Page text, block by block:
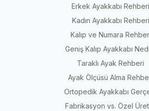
Erkek Ayakkabı Rehberi
Kadın Ayakkabı Rehberi
Kalıp ve Numara
Geniş Kalıp Ayakkabı
Taraklı Ayak Rehberi
Ayak Ölçüsü Alma
Ortopedik Ayakkabı
Fabrikasyon vs. Özel